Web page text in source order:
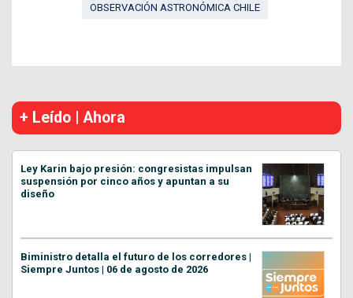
OBSERVACIÓN ASTRONÓMICA CHILE
+ Leído | Ahora
Ley Karin bajo presión: congresistas impulsan
suspensión por cinco años y apuntan a su
diseño
Biministro detalla el futuro de los corredores |
Siempre Juntos | 06 de agosto de 2026